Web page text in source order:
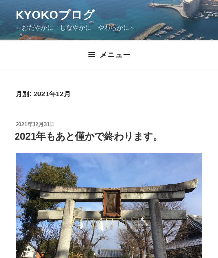
KYOKOブログ
～おだやかに しなやかに やわらかに～
メニュー
月別: 2021年12月
2021年12月31日
2021年もあと僅かで終わります。